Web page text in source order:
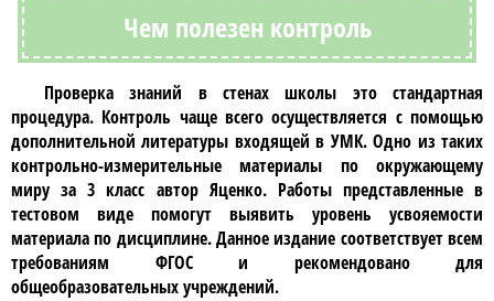
Чем полезен контроль
Проверка знаний в стенах школы это стандартная
процедура. Контроль чаще всего осуществляется с помощью
дополнительной литературы входящей в УМК. Одно из таких
контрольно-измерительные материалы по окружающему
миру за 3 класс автор Яценко. Работы представленные в
тестовом виде помогут выявить уровень усвояемости
материала по дисциплине. Данное издание соответствует всем
требованиям ФГОС и рекомендовано для
общеобразовательных учреждений.